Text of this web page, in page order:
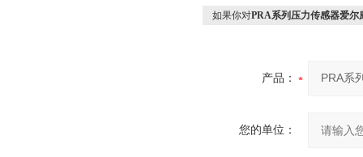
如果你对PRA系列压力传感器爱尔
产品：
您的单位：